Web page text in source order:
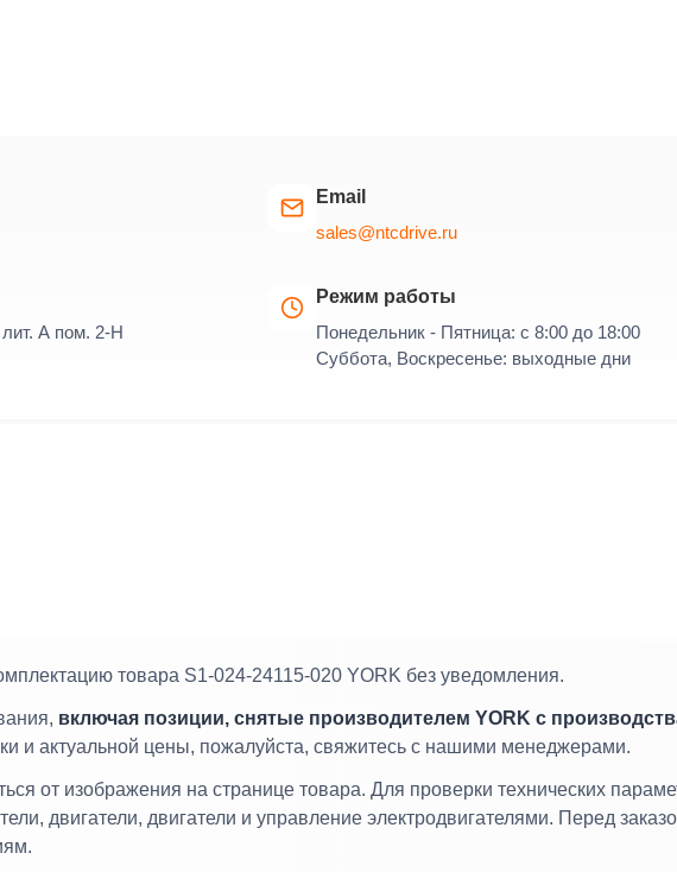
Email
sales@ntcdrive.ru
лит. А пом. 2-Н
Режим работы
Понедельник - Пятница: с 8:00 до 18:00
Суббота, Воскресенье: выходные дни
товара S1-024-24115-020 YORK без уведомления.
включая позиции, снятые производителем YORK с
и актуальной цены, пожалуйста, свяжитесь с нашими менеджерами.
от изображения на странице товара. Для проверки технических
двигатели, двигатели и управление электродвигателями. Перед